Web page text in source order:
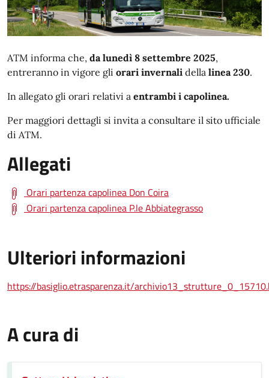
ATM informa che, da lunedì 8 settembre 2025,
entreranno in vigore gli orari invernali della linea 230.
In allegato gli orari relativi a entrambi i capolinea.
Per maggiori dettagli si invita a consultare il sito ufficiale
di ATM.
Allegati
Orari partenza capolinea Don Coira
Orari partenza capolinea P.le Abbiategrasso
Ulteriori informazioni
https://basiglio.etrasparenza.it/
A cura di